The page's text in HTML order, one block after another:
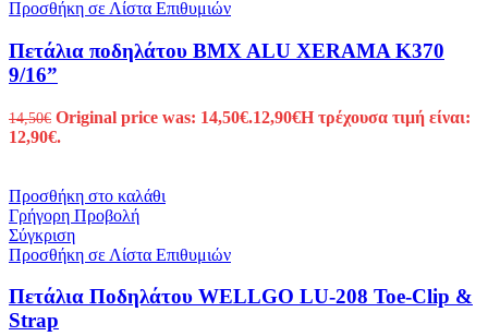
Προσθήκη σε Λίστα Επιθυμιών
Πετάλια ποδηλάτου BMX ALU XERAMA K370
9/16”
14,50€ Original price was: 14,50€.12,90€Η τρέχουσα τιμή είναι:
12,90€.
Προσθήκη στο καλάθι
Γρήγορη Προβολή
Σύγκριση
Προσθήκη σε Λίστα Επιθυμιών
Πετάλια Ποδηλάτου WELLGO LU-208 Toe-Clip &
Strap